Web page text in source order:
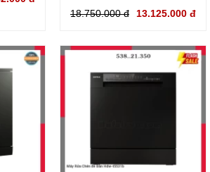
18.750.000 đ 13.125.000 đ